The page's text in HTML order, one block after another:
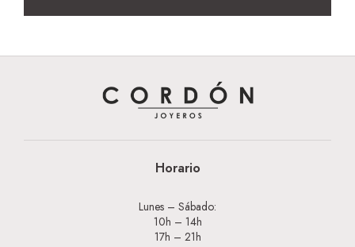
Horario
Lunes – Sábado:
10h – 14h
17h – 21h